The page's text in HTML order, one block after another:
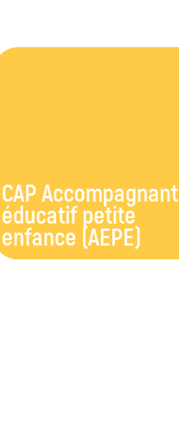
CAP Accompagnant
éducatif petite
enfance (AEPE)